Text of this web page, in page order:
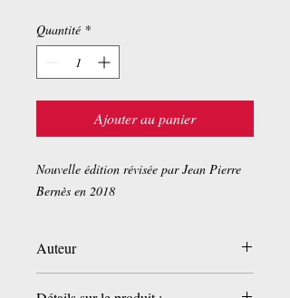
Quantité *
Ajouter au panier
Nouvelle édition révisée par Jean Pierre
Bernès en 2018
Auteur